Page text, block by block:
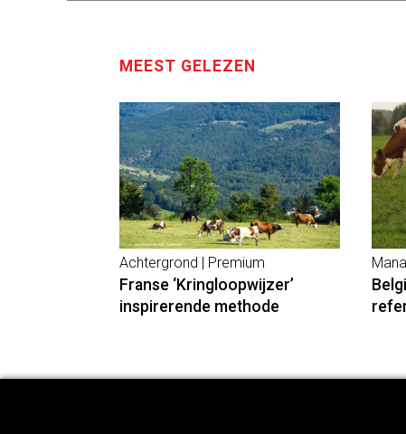
MEEST GELEZEN
Achtergrond | Premium
Franse ‘Kringloopwijzer’
inspirerende methode